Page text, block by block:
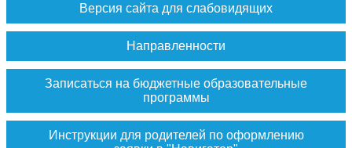
Версия сайта для слабовидящих
Направленности
Записаться на бюджетные образовательные
программы
Инструкции для родителей по оформлению